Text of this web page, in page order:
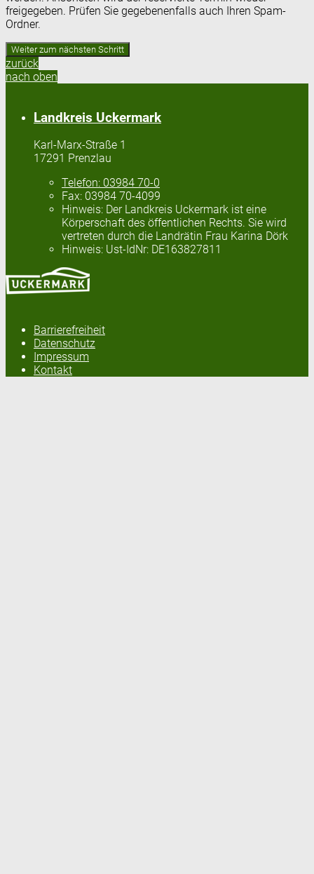
freigegeben. Prüfen Sie gegebenenfalls auch Ihren Spam-
Ordner.
zurück
nach oben
Landkreis Uckermark
Karl-Marx-Straße 1
17291 Prenzlau
Telefon: 03984 70-0
Fax: 03984 70-4099
Hinweis: Der Landkreis Uckermark ist eine
Körperschaft des öffentlichen Rechts. Sie wird
vertreten durch die Landrätin Frau Karina Dörk
Hinweis: Ust-IdNr: DE163827811
Barrierefreiheit
Datenschutz
Impressum
Kontakt